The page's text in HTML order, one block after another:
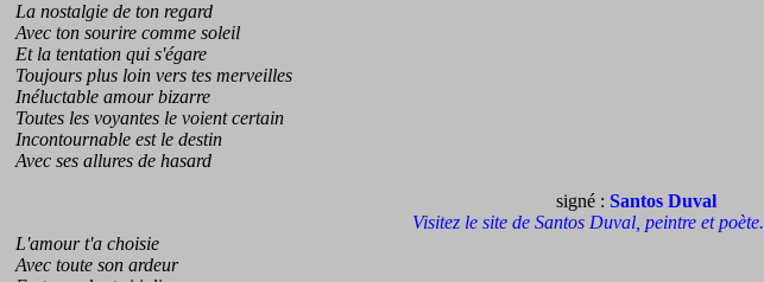
La nostalgie de ton regard
Avec ton sourire comme soleil
Et la tentation qui s'égare
Toujours plus loin vers tes merveilles
Inéluctable amour bizarre
Toutes les voyantes le voient certain
Incontournable est le destin
Avec ses allures de hasard
signé : Santos Duval
Visitez le site de Santos Duval, peintre et poète.
L'amour t'a choisie
Avec toute son ardeur